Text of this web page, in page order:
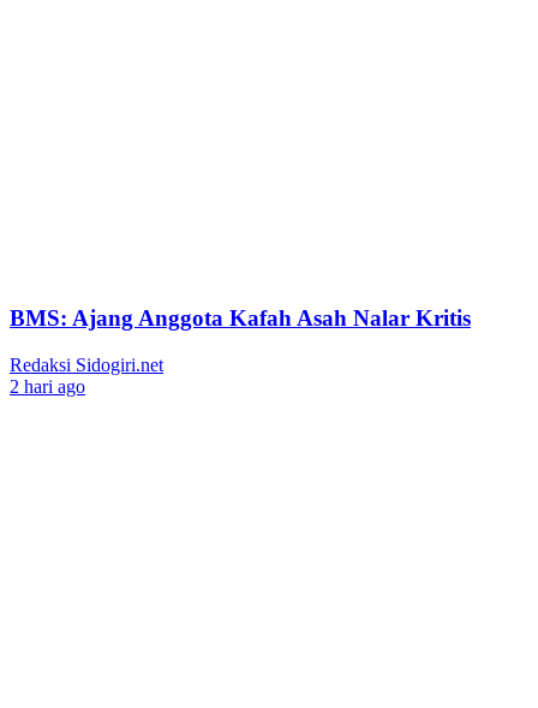
BMS: Ajang Anggota Kafah Asah Nalar Kritis
Redaksi Sidogiri.net
2 hari ago